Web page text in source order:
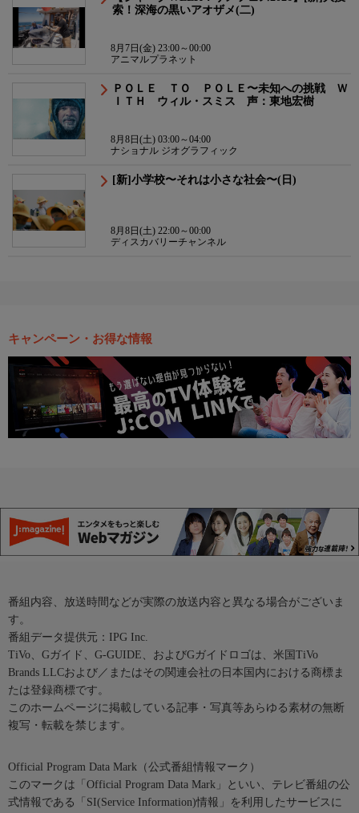
索！深海の黒いアオザメ(二)
8月7日(金) 23:00～00:00
アニマルプラネット
ＰＯＬＥ ＴＯ ＰＯＬＥ〜未知への挑戦 Ｗ
ＩＴＨ ウィル・スミス 声：東地宏樹
8月8日(土) 03:00～04:00
ナショナル ジオグラフィック
[新]小学校〜それは小さな社会〜(日)
8月8日(土) 22:00～00:00
ディスカバリーチャンネル
キャンペーン・お得な情報
番組内容、放送時間などが実際の放送内容と異なる場合がございま
す。
番組データ提供元：IPG Inc.
TiVo、Gガイド、G-GUIDE、およびGガイドロゴは、米国TiVo
Brands LLCおよび／またはその関連会社の日本国内における商標ま
たは登録商標です。
このホームページに掲載している記事・写真等あらゆる素材の無断
複写・転載を禁じます。
Official Program Data Mark（公式番組情報マーク）
このマークは「Official Program Data Mark」といい、テレビ番組の公
式情報である「SI(Service Information)情報」を利用したサービスに